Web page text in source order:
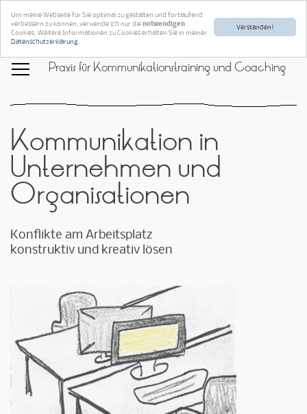
Verstanden!
Um meine Webseite für Sie optimal zu gestalten und fortlaufend
verbessern zu können, verwende ich nur dienotwendigen
Cookies. Weitere Informationen zu Cookies erhalten Sie in meiner
Datenschutzerklärung.
Praxis für Kommunikationstraining und Coaching
Kommunikation in
Unternehmen und
Organisationen
Konflikte am Arbeitsplatz
konstruktiv und kreativ lösen